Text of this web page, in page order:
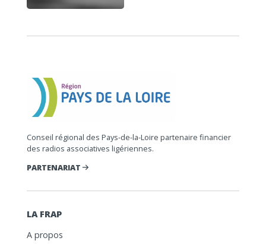
Conseil régional des Pays-de-la-Loire partenaire financier
des radios associatives ligériennes.
PARTENARIAT
LA FRAP
A propos